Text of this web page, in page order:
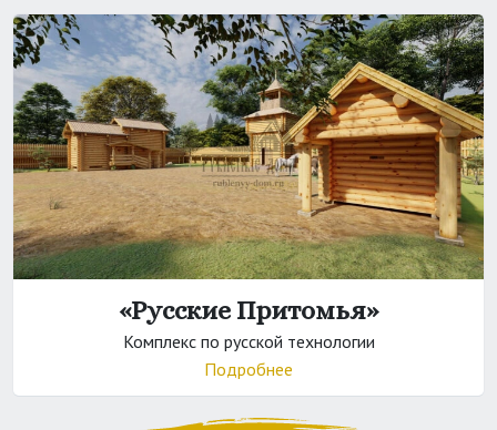
«Русские Притомья»
Комплекс по русской технологии
Подробнее